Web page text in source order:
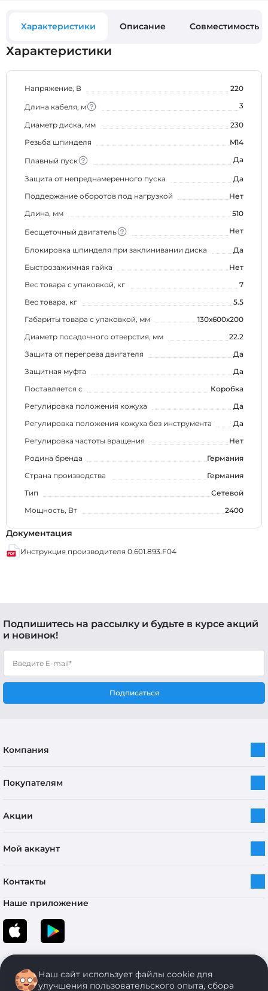
Характеристики Описание Совместимость
Характеристики
Напряжение, В 220
Длина кабеля, м 3
Диаметр диска, мм
230
Резьба шпинделя
M14
Плавный пуск Да
Защита от непреднамеренного пуска
Да
Поддержание оборотов под нагрузкой
Нет
Длина, мм
510
Бесщеточный двигатель Нет
Блокировка шпинделя при заклинивании диска
Да
Быстрозажимная гайка
Нет
Вес товара с упаковкой, кг
7
Вес товара, кг
5.5
Габариты товара с упаковкой, мм
130х600х200
Диаметр посадочного отверстия, мм
22.2
Защита от перегрева двигателя
Да
Защитная муфта
Да
Поставляется с
Коробка
Регулировка положения кожуха
Да
Регулировка положения кожуха без инструмента
Да
Регулировка частоты вращения
Нет
Родина бренда
Германия
Страна производства
Германия
Тип
Сетевой
Мощность, Вт
2400
Документация
Инструкция производителя 0.601.893.F04
Подпишитесь на рассылку и будьте в курсе акций
и новинок!
Подписаться
Компания
Покупателям
Акции
Мой аккаунт
Контакты
Наше приложение
Наш сайт использует файлы cookie для
улучшения пользовательского опыта, сбора